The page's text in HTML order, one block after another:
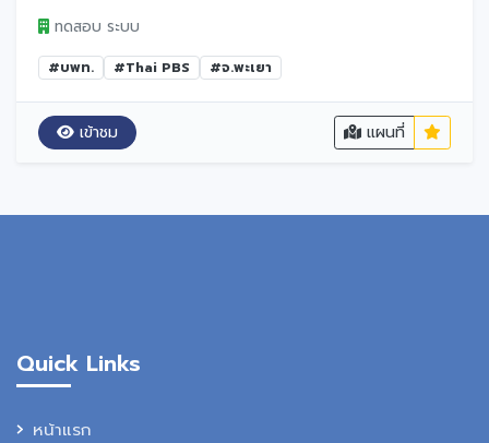
ทดสอบ ระบบ
#บพท. #Thai PBS #จ.พะเยา
เข้าชม แผนที่
Quick Links
หน้าแรก